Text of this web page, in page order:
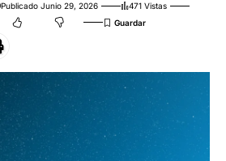
Publicado Junio 29, 2026
471 Vistas